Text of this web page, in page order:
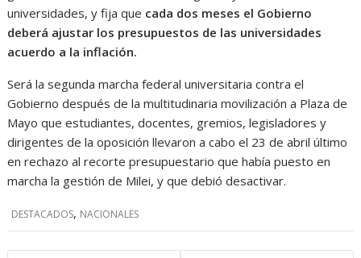
universidades, y fija que cada dos meses el Gobierno
deberá ajustar los presupuestos de las universidades
acuerdo a la inflación.
Será la segunda marcha federal universitaria contra el
Gobierno después de la multitudinaria movilización a Plaza de
Mayo que estudiantes, docentes, gremios, legisladores y
dirigentes de la oposición llevaron a cabo el 23 de abril último
en rechazo al recorte presupuestario que había puesto en
marcha la gestión de Milei, y que debió desactivar.
DESTACADOS, NACIONALES